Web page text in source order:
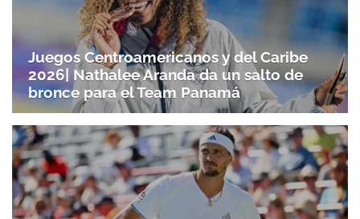
Juegos Centroamericanos y del Caribe
2026| Nathalee Aranda da un salto de
bronce para el Team Panamá